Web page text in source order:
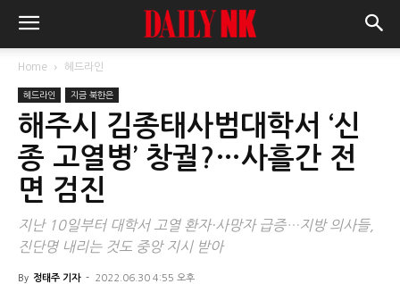
Home 헤드라인
헤드라인 지금 북한은
해주시 김종태사범대학서 ‘신
종 고열병’ 창궐?…사흘간 전
면 검진
지난 10일부터 대학서 고열 환자·사망자 급증…지방 의사들,
진단명 내리는 것도 중앙 지시 받아
By 정태주 기자 - 2022.06.30 4:55 오후